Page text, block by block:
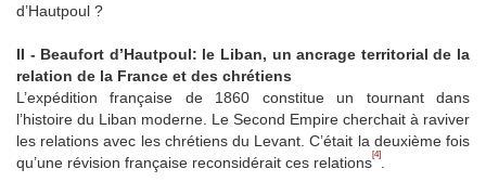
d’Hautpoul ?
II - Beaufort d’Hautpoul: le Liban, un ancrage territorial de la
relation de la France et des chrétiens
L’expédition française de 1860 constitue un tournant dans
l’histoire du Liban moderne. Le Second Empire cherchait à raviver
les relations avec les chrétiens du Levant. C’était la deuxième fois
qu’une révision française reconsidérait ces relations[4]